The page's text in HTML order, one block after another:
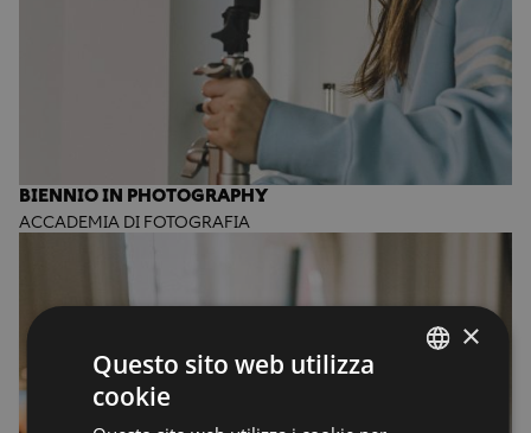
BIENNIO IN PHOTOGRAPHY
ACCADEMIA DI FOTOGRAFIA
×
Questo sito web utilizza
cookie